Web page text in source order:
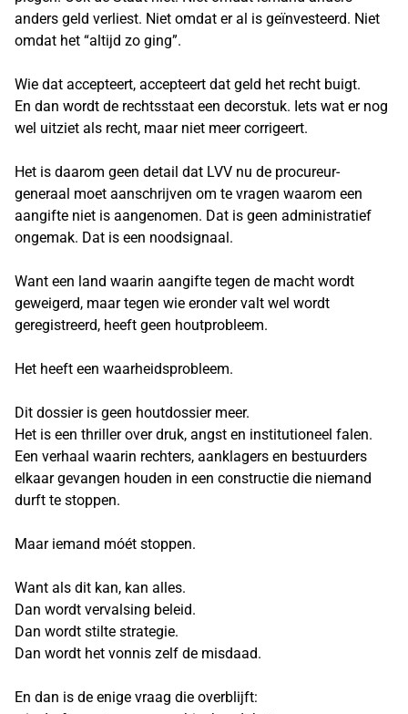
anders geld verliest. Niet omdat er al is geïnvesteerd. Niet
omdat het “altijd zo ging”.
Wie dat accepteert, accepteert dat geld het recht buigt.
En dan wordt de rechtsstaat een decorstuk. Iets wat er nog
wel uitziet als recht, maar niet meer corrigeert.
Het is daarom geen detail dat LVV nu de procureur-
generaal moet aanschrijven om te vragen waarom een
aangifte niet is aangenomen. Dat is geen administratief
ongemak. Dat is een noodsignaal.
Want een land waarin aangifte tegen de macht wordt
geweigerd, maar tegen wie eronder valt wel wordt
geregistreerd, heeft geen houtprobleem.
Het heeft een waarheidsprobleem.
Dit dossier is geen houtdossier meer.
Het is een thriller over druk, angst en institutioneel falen.
Een verhaal waarin rechters, aanklagers en bestuurders
elkaar gevangen houden in een constructie die niemand
durft te stoppen.
Maar iemand móét stoppen.
Want als dit kan, kan alles.
Dan wordt vervalsing beleid.
Dan wordt stilte strategie.
Dan wordt het vonnis zelf de misdaad.
En dan is de enige vraag die overblijft: